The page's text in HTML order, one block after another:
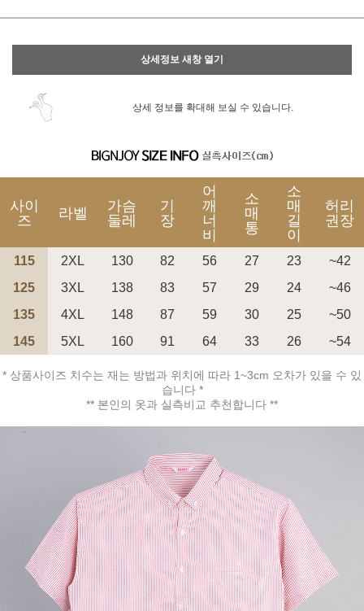
상세정보 새창 열기
상세 정보를 확대해 보실 수 있습니다.
사이
즈
라벨
가슴
둘레
기
장
어
깨
너
비
소
매
통
소
매
길
이
허리
권장
115 2XL 130 82 56 27 23
~42
125
3XL 138 83 57 29 24
~46
135
4XL 148 87 59 30 25
~50
145
5XL 160 91 64 33 26 ~54
* 상품사이즈 치수는 재는 방법과 위치에 따라 1~3cm 오차가 있을 수 있
습니다 *
** 본인의 옷과 실측비교 추천합니다 **